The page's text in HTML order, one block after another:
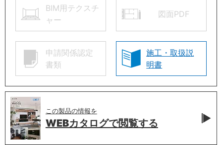
BIM用テクスチ
ャー
図面PDF
申請関係認定
書類
施工・取扱説
明書
この製品の情報を
WEBカタログで閲覧する